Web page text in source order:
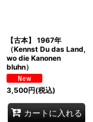
【古本】 1967年
（Kennst Du das Land,
wo die Kanonen
bluhn）
3,500円(税込)
カートに入れる